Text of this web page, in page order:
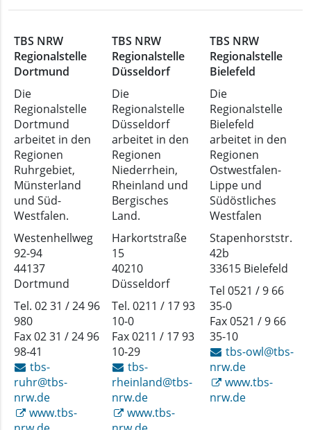
TBS NRW
Regionalstelle
Dortmund
Die
Regionalstelle
Dortmund
arbeitet in den
Regionen
Ruhrgebiet,
Münsterland
und Süd-
Westfalen.
Westenhellweg
92-94
44137
Dortmund
Tel. 02 31 / 24 96
980
Fax 02 31 / 24 96
98-41
tbs-
ruhr@tbs-
nrw.de
www.tbs-
TBS NRW
Regionalstelle
Düsseldorf
Die
Regionalstelle
Düsseldorf
arbeitet in den
Regionen
Niederrhein,
Rheinland und
Bergisches
Land.
Harkortstraße
15
40210
Düsseldorf
Tel. 0211 / 17 93
10-0
Fax 0211 / 17 93
10-29
tbs-
rheinland@tbs-
nrw.de
www.tbs-
TBS NRW
Regionalstelle
Bielefeld
Die
Regionalstelle
Bielefeld
arbeitet in den
Regionen
Ostwestfalen-
Lippe und
Südöstliches
Westfalen
Stapenhorststr.
42b
33615 Bielefeld
Tel 0521 / 9 66
35-0
Fax 0521 / 9 66
35-10
tbs-owl@tbs-
nrw.de
www.tbs-
nrw.de